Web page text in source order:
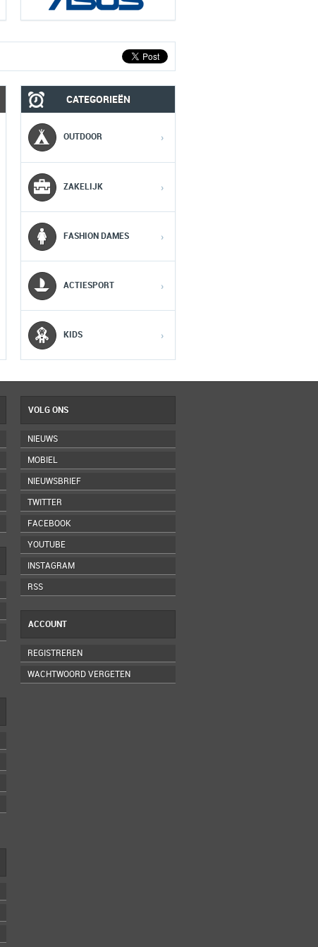
MOBIEL
CATEGORIEËN
OUTDOOR ›
ZAKELIJK ›
FASHION DAMES ›
ACTIESPORT ›
KIDS ›
VOLG ONS
NIEUWS
MOBIEL
NIEUWSBRIEF
TWITTER
FACEBOOK
YOUTUBE
INSTAGRAM
RSS
ACCOUNT
REGISTREREN
WACHTWOORD VERGETEN